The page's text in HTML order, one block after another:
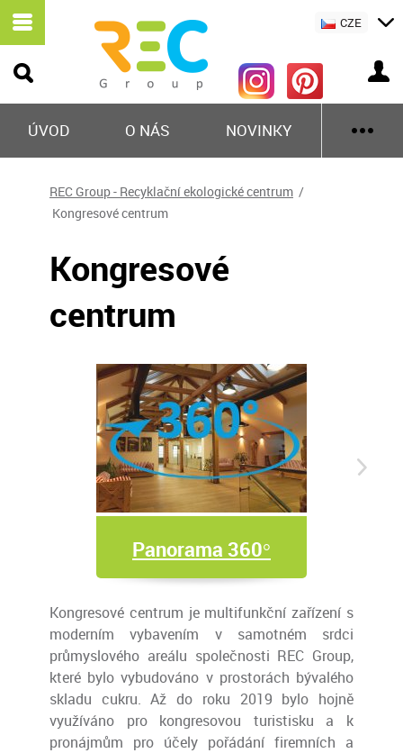
ÚVOD O NÁS NOVINKY
CZE
REC Group - Recyklační ekologické centrum /
Kongresové centrum
Kongresové
centrum
Panorama 360°
Kongresové centrum je multifunkční zařízení s
moderním vybavením v samotném srdci
průmyslového areálu společnosti REC Group,
které bylo vybudováno v prostorách bývalého
skladu cukru. Až do roku 2019 bylo hojně
využíváno pro kongresovou turistisku a k
pronájmům pro účely pořádání firemních a